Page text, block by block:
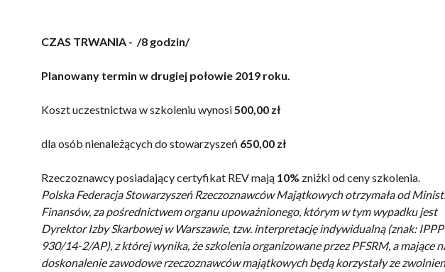
CZAS TRWANIA - /8 godzin/
Planowany termin w drugiej połowie 2019 roku.
Koszt uczestnictwa w szkoleniu wynosi500,00 zł
dla osób nienależących do stowarzyszeń 650,00 zł
Rzeczoznawcy posiadający certyfikat REV mają 10% zniżki od ceny szkolenia.
Polska Federacja Stowarzyszeń Rzeczoznawców Majątkowych otrzymała od
Finansów, za pośrednictwem organu upoważnionego, którym w tym wypadku jest
Dyrektor Izby Skarbowej w Warszawie, tzw. interpretację indywidualną (znak:
930/14-2/AP), z której wynika, że szkolenia organizowane przez PFSRM, a mające
doskonalenie zawodowe rzeczoznawców majątkowych będą korzystały ze